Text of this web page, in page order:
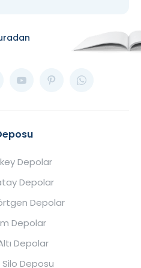
Depolar
Depolar
Depolar
Depolar
Depolar
Deposu